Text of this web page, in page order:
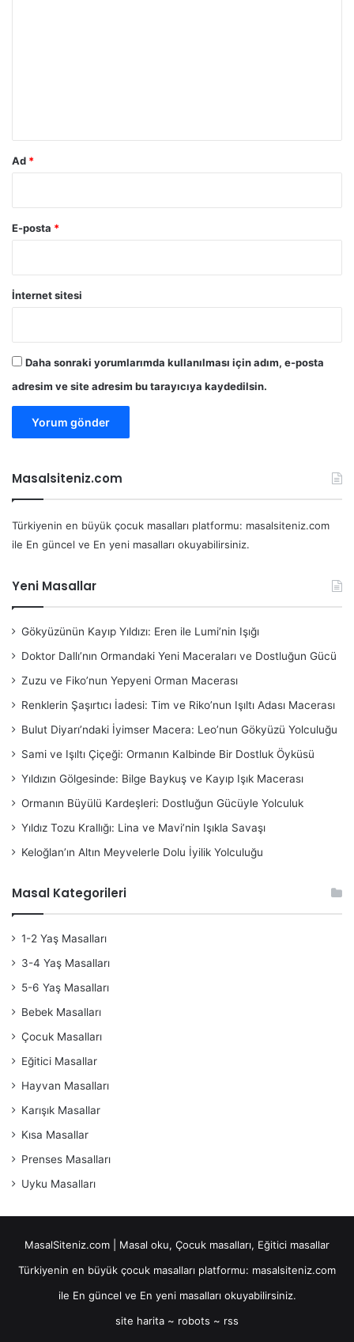
Ad *
E-posta *
İnternet sitesi
Daha sonraki yorumlarımda kullanılması için adım, e-posta
adresim ve site adresim bu tarayıcıya kaydedilsin.
Masalsiteniz.com
Türkiyenin en büyük çocuk masalları platformu: masalsiteniz.com
ile En güncel ve En yeni masalları okuyabilirsiniz.
Yeni Masallar
Gökyüzünün Kayıp Yıldızı: Eren ile Lumi’nin Işığı
Doktor Dallı’nın Ormandaki Yeni Maceraları ve Dostluğun Gücü
Zuzu ve Fiko’nun Yepyeni Orman Macerası
Renklerin Şaşırtıcı İadesi: Tim ve Riko’nun Işıltı Adası Macerası
Bulut Diyarı’ndaki İyimser Macera: Leo’nun Gökyüzü Yolculuğu
Sami ve Işıltı Çiçeği: Ormanın Kalbinde Bir Dostluk Öyküsü
Yıldızın Gölgesinde: Bilge Baykuş ve Kayıp Işık Macerası
Ormanın Büyülü Kardeşleri: Dostluğun Gücüyle Yolculuk
Yıldız Tozu Krallığı: Lina ve Mavi’nin Işıkla Savaşı
Keloğlan’ın Altın Meyvelerle Dolu İyilik Yolculuğu
Masal Kategorileri
1-2 Yaş Masalları
3-4 Yaş Masalları
5-6 Yaş Masalları
Bebek Masalları
Çocuk Masalları
Eğitici Masallar
Hayvan Masalları
Karışık Masallar
Kısa Masallar
Prenses Masalları
Uyku Masalları
MasalSiteniz.com | Masal oku, Çocuk masalları, Eğitici masallar
Türkiyenin en büyük çocuk masalları platformu: masalsiteniz.com
ile En güncel ve En yeni masalları okuyabilirsiniz.
site harita ~ robots ~ rss